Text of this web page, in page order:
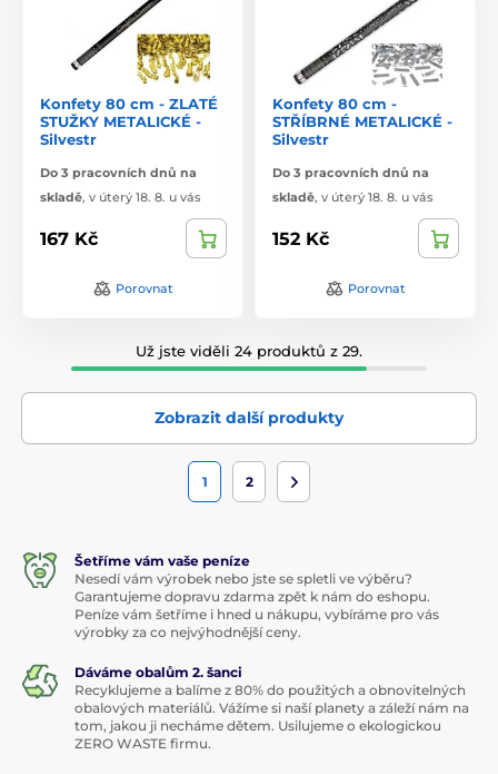
Konfety 80 cm - ZLATÉ
STUŽKY METALICKÉ -
Silvestr
Do 3 pracovních dnů na
skladě, v úterý 18. 8. u vás
167 Kč
Porovnat
Konfety 80 cm -
STŘÍBRNÉ METALICKÉ -
Silvestr
Do 3 pracovních dnů na
skladě, v úterý 18. 8. u vás
152 Kč
Porovnat
Už jste viděli 24 produktů z 29.
Zobrazit další produkty
1 2
Šetříme vám vaše peníze
Nesedí vám výrobek nebo jste se spletli ve výběru?
Garantujeme dopravu zdarma zpět k nám do eshopu.
Peníze vám šetříme i hned u nákupu, vybíráme pro vás
výrobky za co nejvýhodnější ceny.
Dáváme obalům 2. šanci
Recyklujeme a balíme z 80% do použitých a obnovitelných
obalových materiálů. Vážíme si naší planety a záleží nám na
tom, jakou ji necháme dětem. Usilujeme o ekologickou
ZERO WASTE firmu.